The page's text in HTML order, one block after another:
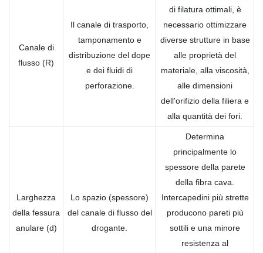
Canale di
flusso (R)
Il canale di trasporto,
tamponamento e
distribuzione del dope
e dei fluidi di
perforazione.
di filatura ottimali, è
necessario ottimizzare
diverse strutture in base
alle proprietà del
materiale, alla viscosità,
alle dimensioni
dell'orifizio della filiera e
alla quantità dei fori.
Larghezza
della fessura
anulare (d)
Lo spazio (spessore)
del canale di flusso del
drogante.
Determina
principalmente lo
spessore della parete
della fibra cava.
Intercapedini più strette
producono pareti più
sottili e una minore
resistenza al